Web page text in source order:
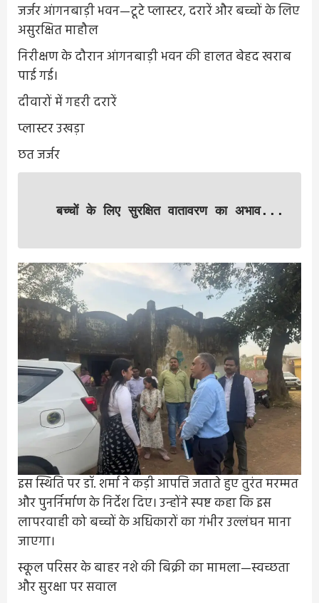
जर्जर आंगनबाड़ी भवन—टूटे प्लास्टर, दरारें और बच्चों के लिए
असुरक्षित माहौल
निरीक्षण के दौरान आंगनबाड़ी भवन की हालत बेहद खराब
पाई गई।
दीवारों में गहरी दरारें
प्लास्टर उखड़ा
छत जर्जर
बच्चों के लिए सुरक्षित वातावरण का अभाव...
इस स्थिति पर डॉ. शर्मा ने कड़ी आपत्ति जताते हुए तुरंत मरम्मत
और पुनर्निर्माण के निर्देश दिए। उन्होंने स्पष्ट कहा कि इस
लापरवाही को बच्चों के अधिकारों का गंभीर उल्लंघन माना
जाएगा।
स्कूल परिसर के बाहर नशे की बिक्री का मामला—स्वच्छता
और सुरक्षा पर सवाल